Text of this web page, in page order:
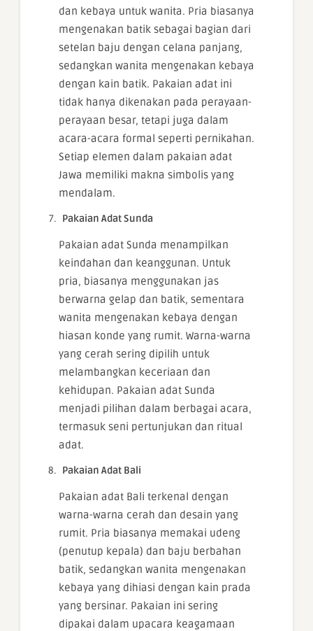
dan kebaya untuk wanita. Pria biasanya
mengenakan batik sebagai bagian dari
setelan baju dengan celana panjang,
sedangkan wanita mengenakan kebaya
dengan kain batik. Pakaian adat ini
tidak hanya dikenakan pada perayaan-
perayaan besar, tetapi juga dalam
acara-acara formal seperti pernikahan.
Setiap elemen dalam pakaian adat
Jawa memiliki makna simbolis yang
mendalam.
Pakaian Adat Sunda
Pakaian adat Sunda menampilkan
keindahan dan keanggunan. Untuk
pria, biasanya menggunakan jas
berwarna gelap dan batik, sementara
wanita mengenakan kebaya dengan
hiasan konde yang rumit. Warna-warna
yang cerah sering dipilih untuk
melambangkan keceriaan dan
kehidupan. Pakaian adat Sunda
menjadi pilihan dalam berbagai acara,
termasuk seni pertunjukan dan ritual
adat.
Pakaian Adat Bali
Pakaian adat Bali terkenal dengan
warna-warna cerah dan desain yang
rumit. Pria biasanya memakai udeng
(penutup kepala) dan baju berbahan
batik, sedangkan wanita mengenakan
kebaya yang dihiasi dengan kain prada
yang bersinar. Pakaian ini sering
dipakai dalam upacara keagamaan